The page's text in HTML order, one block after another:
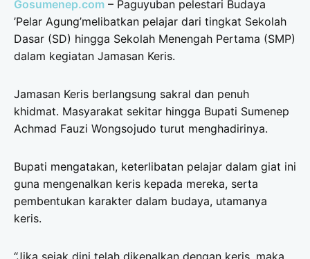
Gosumenep.com – Paguyuban pelestari Budaya
’Pelar Agung’melibatkan pelajar dari tingkat Sekolah
Dasar (SD) hingga Sekolah Menengah Pertama (SMP)
dalam kegiatan Jamasan Keris.
Jamasan Keris berlangsung sakral dan penuh
khidmat. Masyarakat sekitar hingga Bupati Sumenep
Achmad Fauzi Wongsojudo turut menghadirinya.
Bupati mengatakan, keterlibatan pelajar dalam giat ini
guna mengenalkan keris kepada mereka, serta
pembentukan karakter dalam budaya, utamanya
keris.